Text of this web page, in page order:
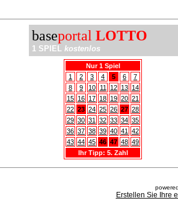
baseportal LOTTO
1 SPIEL kostenlos
Nur 1 Spiel
1
2 3 4 5 6
7
8
9 10 11 12 13 14
15 16 17 18 19 20 21
22 23 24 25 26 27 28
29 30 31 32 33 34 35
36 37 38 39 40 41
42
43 44 45 46 47 48 49
Ihr Tipp: 5. Zahl
Erstellen Sie Ihre